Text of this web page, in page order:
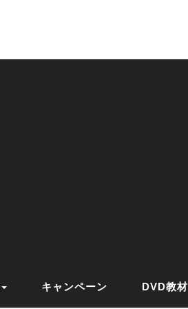
キャンペーン DVD教材